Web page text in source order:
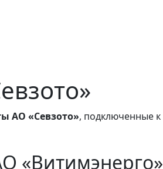
АО «Севзото», подключенные к
«Витимэнерго»